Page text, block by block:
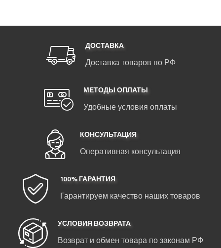
ДОСТАВКА
Доставка товаров по РФ
МЕТОДЫ ОПЛАТЫ
Удобные условия оплаты
КОНСУЛЬТАЦИЯ
Оперативная консультация
100% ГАРАНТИЯ
Гарантируем качество наших товаров
УСЛОВИЯ ВОЗВРАТА
Возврат и обмен товара по законам РФ